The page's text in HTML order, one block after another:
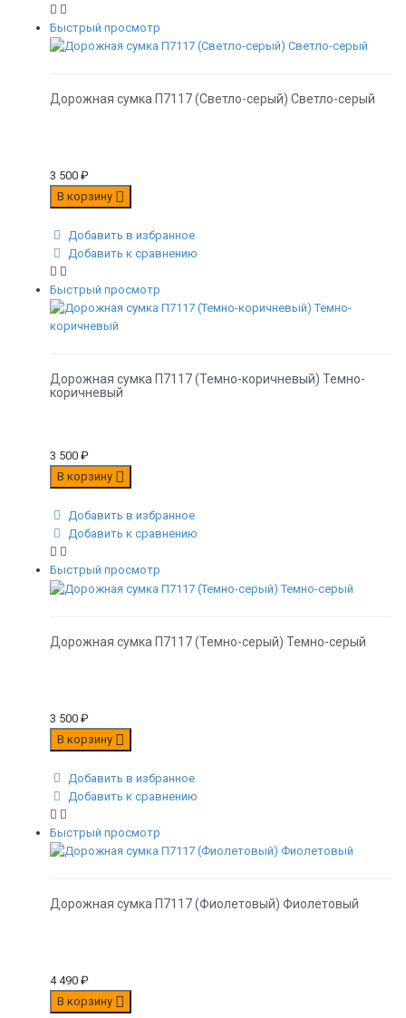
Быстрый просмотр
Дорожная сумка П7117 (Светло-серый) Светло-серый
3 500 ₽
В корзину
Добавить в избранное
Добавить к сравнению
Быстрый просмотр
Дорожная сумка П7117 (Темно-коричневый) Темно-
коричневый
3 500 ₽
В корзину
Добавить в избранное
Добавить к сравнению
Быстрый просмотр
Дорожная сумка П7117 (Темно-серый) Темно-серый
3 500 ₽
В корзину
Добавить в избранное
Добавить к сравнению
Быстрый просмотр
Дорожная сумка П7117 (Фиолетовый) Фиолетовый
4 490 ₽
В корзину